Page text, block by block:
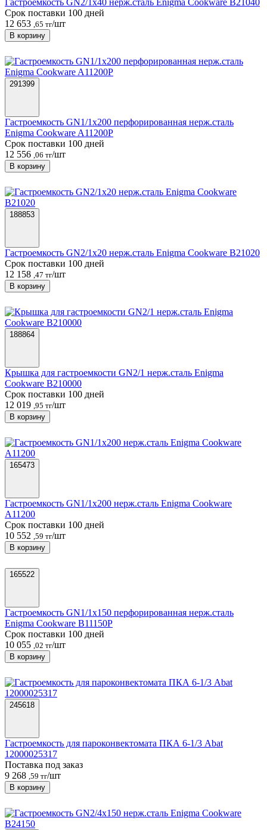
Срок поставки 100 дней
12 653 ,65 тг/шт
В корзину
291399
Гастроемкость GN1/1х200 перфорированная нерж.сталь
Enigma Cookware A11200P
Срок поставки 100 дней
12 556 ,06 тг/шт
В корзину
188853
Гастроемкость GN2/1х20 нерж.сталь Enigma Cookware B21020
Срок поставки 100 дней
12 158 ,47 тг/шт
В корзину
188864
Крышка для гастроемкости GN2/1 нерж.сталь Enigma
Cookware B210000
Срок поставки 100 дней
12 019 ,95 тг/шт
В корзину
165473
Гастроемкость GN1/1х200 нерж.сталь Enigma Cookware
A11200
Срок поставки 100 дней
10 552 ,59 тг/шт
В корзину
165522
Гастроемкость GN1/1х150 перфорированная нерж.сталь
Enigma Cookware B11150P
Срок поставки 100 дней
10 055 ,02 тг/шт
В корзину
245618
Гастроемкость для пароконвектомата ПКА 6-1/3 Abat
12000025317
Поставка под заказ
9 268 ,59 тг/шт
В корзину